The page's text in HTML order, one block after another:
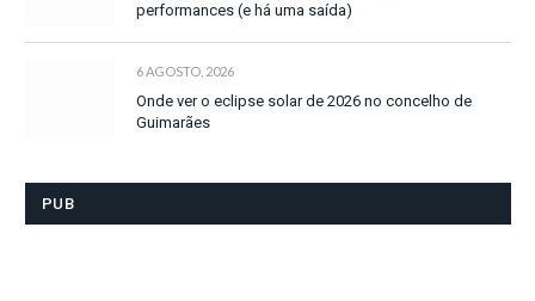
performances (e há uma saída)
6 AGOSTO, 2026
Onde ver o eclipse solar de 2026 no concelho de
Guimarães
PUB